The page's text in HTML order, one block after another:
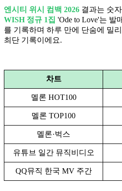
엔시티 위시 컴백 2026 결과는 숫
WISH 정규 1집 'Ode to Love'는 발
를 기록하며 하루 만에 단숨에 밀
최단 기록이에요.
차트
멜론 HOT100
멜론 TOP100
멜론·벅스
유튜브 일간 뮤직비디오
QQ뮤직 한국 MV 주간